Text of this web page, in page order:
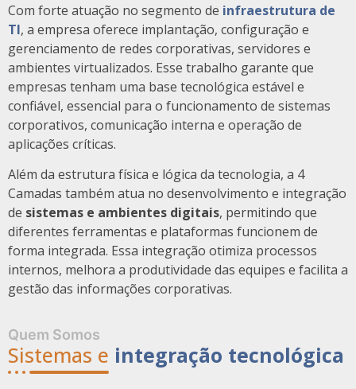
Com forte atuação no segmento de infraestrutura de
TI, a empresa oferece implantação, configuração e
gerenciamento de redes corporativas, servidores e
ambientes virtualizados. Esse trabalho garante que
empresas tenham uma base tecnológica estável e
confiável, essencial para o funcionamento de sistemas
corporativos, comunicação interna e operação de
aplicações críticas.
Além da estrutura física e lógica da tecnologia, a 4
Camadas também atua no desenvolvimento e integração
de sistemas e ambientes digitais, permitindo que
diferentes ferramentas e plataformas funcionem de
forma integrada. Essa integração otimiza processos
internos, melhora a produtividade das equipes e facilita a
gestão das informações corporativas.
Quem Somos
Sistemas e integração tecnológica